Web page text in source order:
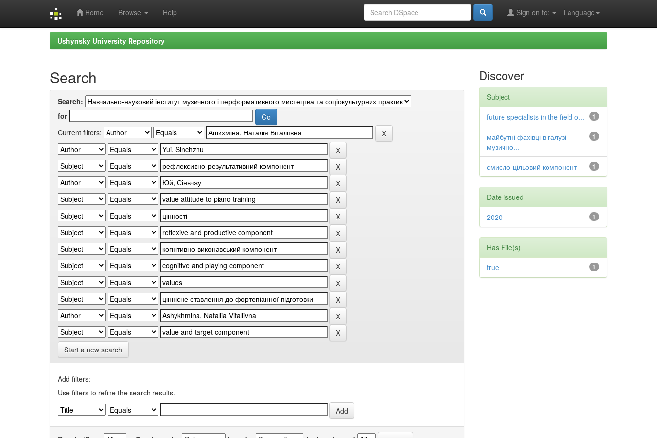
Home Browse Help Language
Sign on to:
Ushynsky University Repository
Search
Search:
for
Current filters:
Start a new search
Add filters:
Use filters to refine the search results.
Discover
Subject
1
future specialists in the field o...
1
майбутні фахівці в галузі
музично...
1
смисло-цільовий компонент
Date issued
1
2020
Has File(s)
1
true